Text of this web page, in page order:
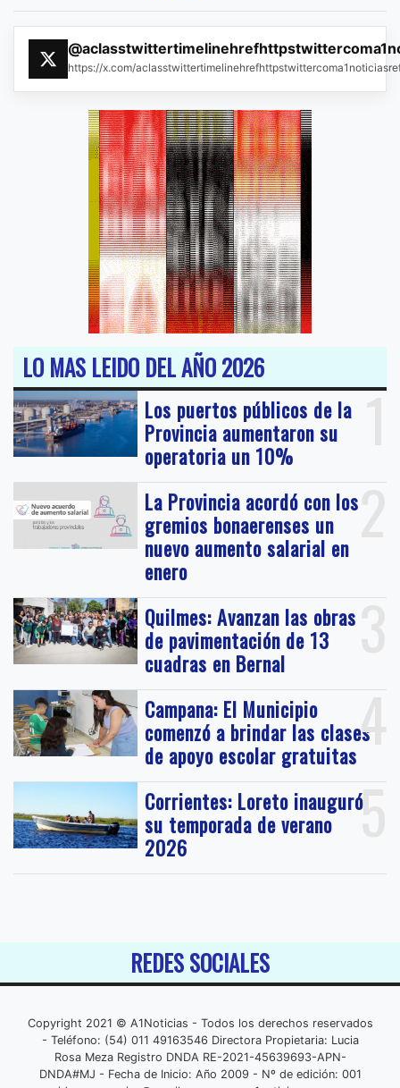
https://x.com/
LO MAS LEIDO DEL AÑO 2026
1
Los puertos públicos de la
Provincia aumentaron su
operatoria un 10%
2
La Provincia acordó con los
gremios bonaerenses un
nuevo aumento salarial en
enero
3
Quilmes: Avanzan las obras
de pavimentación de 13
cuadras en Bernal
4
Campana: El Municipio
comenzó a brindar las clases
de apoyo escolar gratuitas
5
Corrientes: Loreto inauguró
su temporada de verano
2026
REDES SOCIALES
Copyright 2021 © A1Noticias - Todos los derechos reservados
- Teléfono: (54) 011 49163546 Directora Propietaria: Lucia
Rosa Meza Registro DNDA RE-2021-45639693-APN-
DNDA#MJ - Fecha de Inicio: Año 2009 - Nº de edición: 001